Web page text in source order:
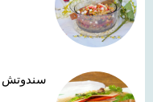
سندوتش